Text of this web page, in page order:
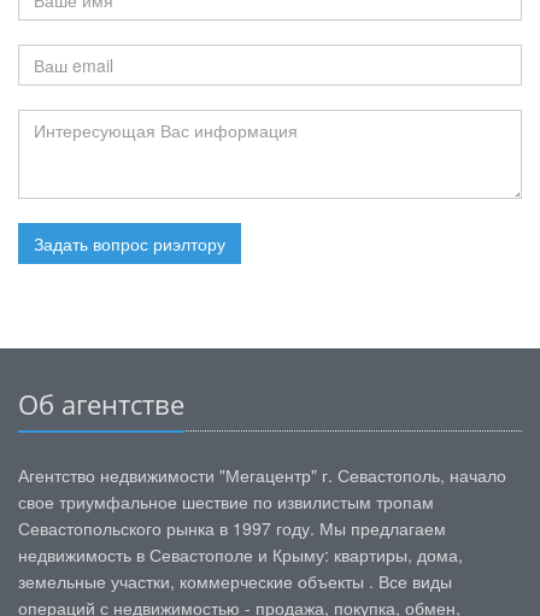
Задать вопрос риэлтору
Об агентстве
Агентство недвижимости "Мегацентр" г. Севастополь, начало
свое триумфальное шествие по извилистым тропам
Севастопольского рынка в 1997 году. Мы предлагаем
недвижимость в Севастополе и Крыму: квартиры, дома,
земельные участки, коммерческие объекты . Все виды
операций с недвижимостью - продажа, покупка, обмен,